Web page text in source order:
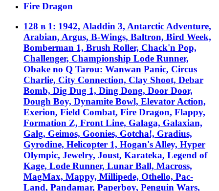
Fire Dragon
128 в 1: 1942, Aladdin 3, Antarctic Adventure,
Arabian, Argus, B-Wings, Baltron, Bird Week,
Bomberman 1, Brush Roller, Chack'n Pop,
Challenger, Championship Lode Runner,
Obake no Q Tarou: Wanwan Panic, Circus
Charlie, City Connection, Clay Shoot, Debar
Bomb, Dig Dug 1, Ding Dong, Door Door,
Dough Boy, Dynamite Bowl, Elevator Action,
Exerion, Field Combat, Fire Dragon, Flappy,
Formation Z, Front Line, Galaga, Galaxian,
Galg, Geimos, Goonies, Gotcha!, Gradius,
Gyrodine, Helicopter 1, Hogan's Alley, Hyper
Olympic, Jewelry, Joust, Karateka, Legend of
Kage, Lode Runner, Lunar Ball, Macross,
MagMax, Mappy, Millipede, Othello, Pac-
Land, Pandamar, Paperboy, Penguin Wars,